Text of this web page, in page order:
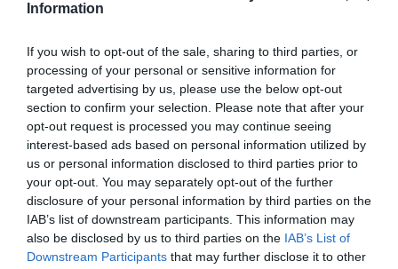
Information
If you wish to opt-out of the sale, sharing to third parties, or
processing of your personal or sensitive information for
targeted advertising by us, please use the below opt-out
section to confirm your selection. Please note that after your
opt-out request is processed you may continue seeing
interest-based ads based on personal information utilized by
us or personal information disclosed to third parties prior to
your opt-out. You may separately opt-out of the further
disclosure of your personal information by third parties on the
IAB’s list of downstream participants. This information may
also be disclosed by us to third parties on the IAB’s List of
Downstream Participants that may further disclose it to other
A dán dönti a rekordokat rendesen, hiszen 29 gólt lőtt az osztrák, és
“A Romának meg volt a lehetősége, hogy 4 millióért leigazolják, de
nem tartották végül megfelelőnek.”
Nyilatkozta a Roma női csapatának elnöke a Radio Centro Suono
Sportnak.
“Monchival már szinte teljesen megegyeztünk, ám végül mégsem
jött létre, ezért inkább a Salzburgba ment.”